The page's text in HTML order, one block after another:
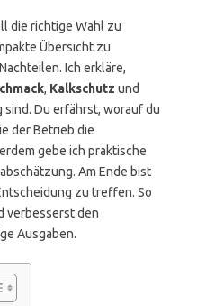
die richtige Wahl zu
Übersicht zu
Ich erkläre,
, Kalkschutz und
Du erfährst, worauf du
der Betrieb die
gebe ich praktische
Am Ende bist
zu treffen. So
verbesserst den
Ausgaben.